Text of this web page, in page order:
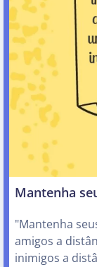
Mantenha
"Mantenha
amigos a
inimigos a